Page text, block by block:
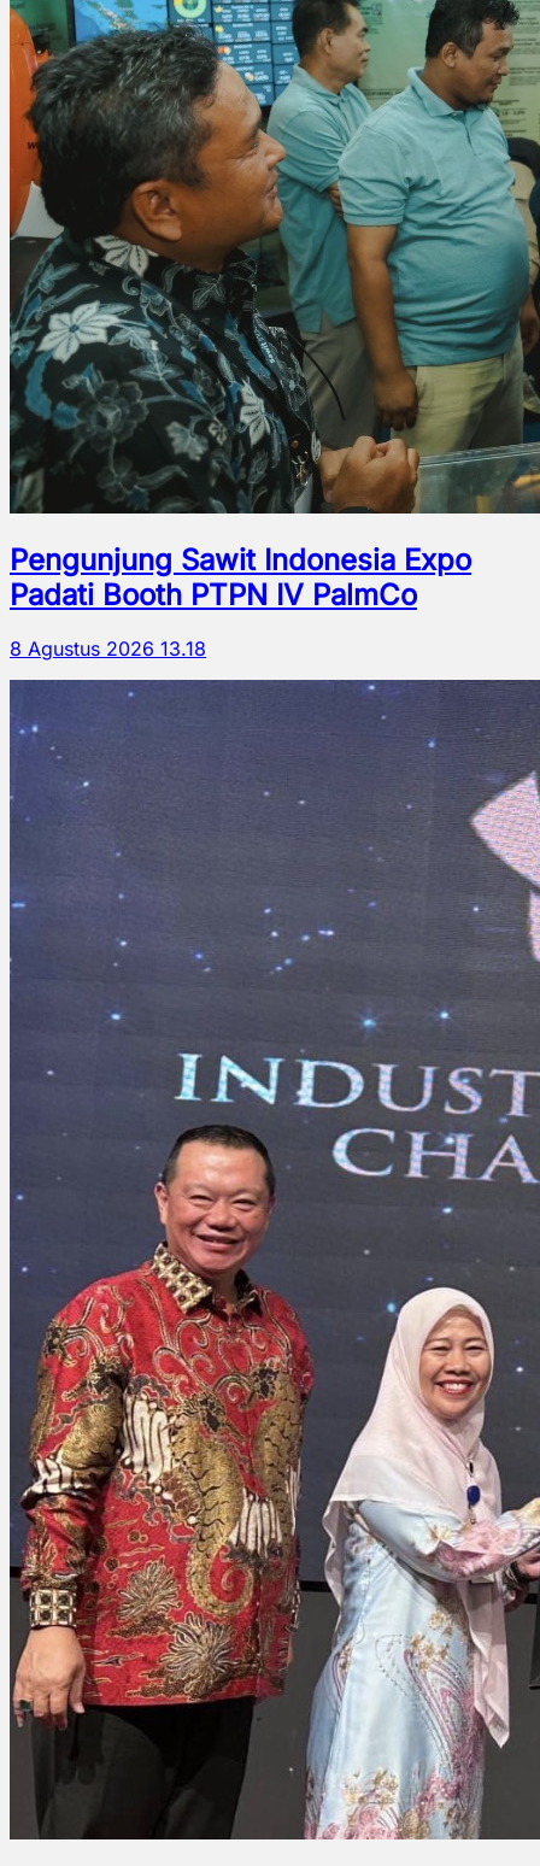
Pengunjung Sawit Indonesia Expo
Padati Booth PTPN IV PalmCo
8 Agustus 2026 13.18